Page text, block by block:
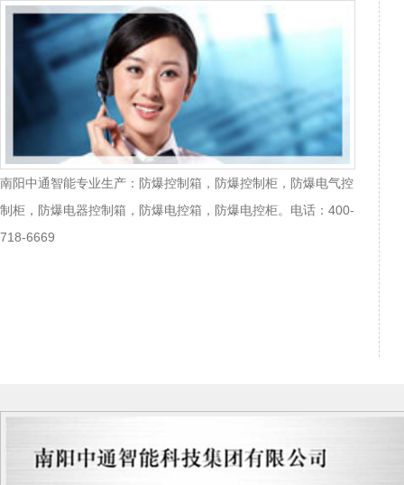
南阳中通智能专业生产：防爆控制箱，防爆控制柜，防爆电气控
制柜，防爆电器控制箱，防爆电控箱，防爆电控柜。电话：400-
718-6669